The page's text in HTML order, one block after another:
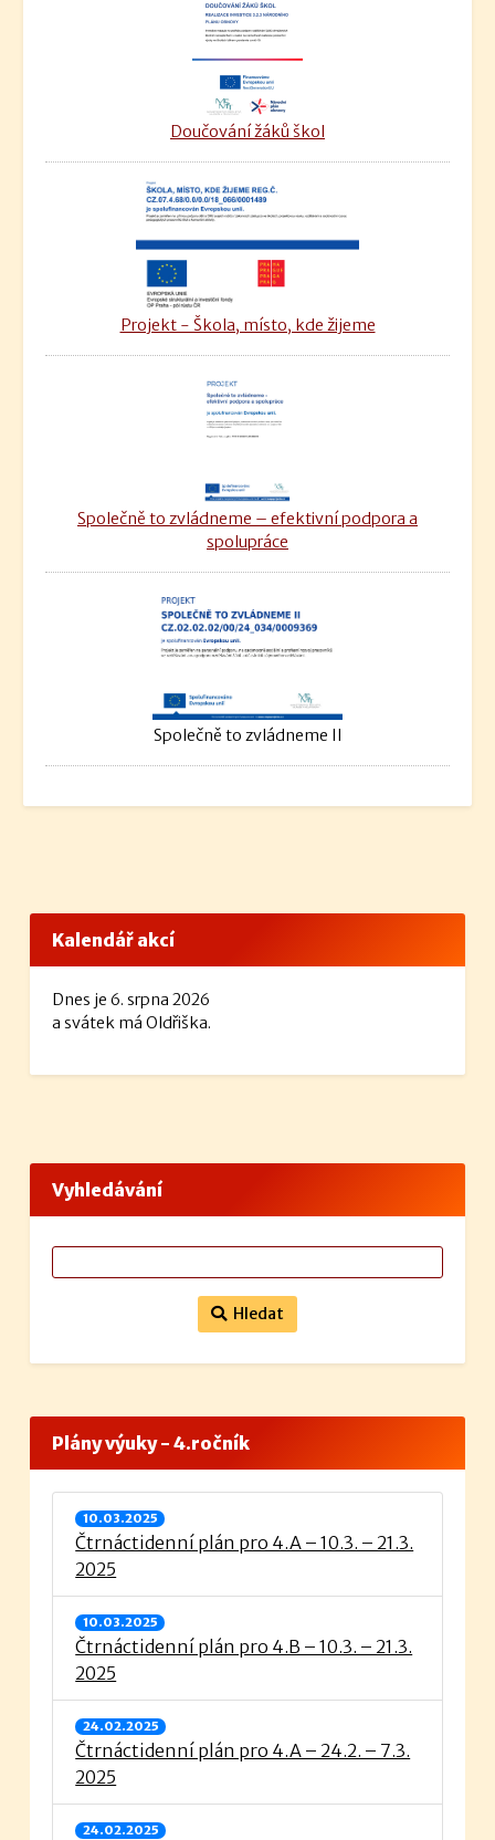
Doučování žáků škol
Projekt - Škola, místo, kde žijeme
Společně to zvládneme – efektivní podpora a
spolupráce
Společně to zvládneme II
Kalendář akcí
Dnes je 6. srpna 2026
a svátek má Oldřiška.
Vyhledávání
Hledat
Plány výuky - 4.ročník
10.03.2025
Čtrnáctidenní plán pro 4.A – 10.3. – 21.3.
2025
10.03.2025
Čtrnáctidenní plán pro 4.B – 10.3. – 21.3.
2025
24.02.2025
Čtrnáctidenní plán pro 4.A – 24.2. – 7.3.
2025
24.02.2025